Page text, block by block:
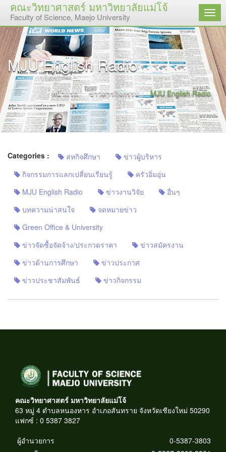
คณะวิทยาศาสตร์ มหาวิทยาลัยแม่โจ้
Faculty of Science, Maejo University เมนู
MJU English Radio
หน้าแรก ข่าวสารกิจกรรม MJU English Radio
Categories : สหกิจศึกษา
ข่าวผู้บริหาร
กิจกรรมการแลกเปลี่ยนเรียนรู้
ครัวอิ่มอุ่น
MJU English Radio
ข่าวงานวิจัย
อื่นๆ
บทความน่าสนใจ
จดหมายข่าว
Green Office & University
ข่าวจัดซื้อจัดจ้าง/ประกวดราคา
ข่าวสมัครงาน
ข่าวด้านการศึกษา
ข่าวประกาศ
ข่าวประชาสัมพันธ์
ข่าวกิจกรรม
คณะวิทยาศาสตร์ มหาวิทยาลัยแม่โจ้
63 หมู่ 4 ตำบลหนองหาร อำเภอสันทราย จังหวัดเชียงใหม่ 50290
แฟกซ์ : 0 5387 3827
ผู้อำนวยการ
0-5387-3803